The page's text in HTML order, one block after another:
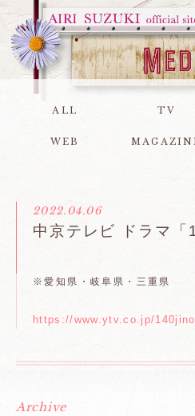
ALL TV
WEB
2022.04.06
中京テレビ ドラマ「
※愛知県・岐阜県・三重県
https://www.ytv.co.jp/
Archive